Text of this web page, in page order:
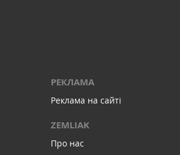
РЕКЛАМА
Реклама на сайті
ZEMLIAK
Про нас